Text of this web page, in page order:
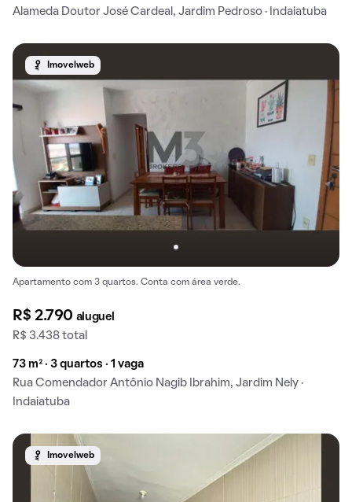
Alameda Doutor José Cardeal, Jardim Pedroso · Indaiatuba
Imovelweb
Apartamento com 3 quartos. Conta com área verde.
R$ 2.790 aluguel
R$ 3.438 total
73 m² · 3 quartos · 1 vaga
Rua Comendador Antônio Nagib Ibrahim, Jardim Nely ·
Indaiatuba
Imovelweb